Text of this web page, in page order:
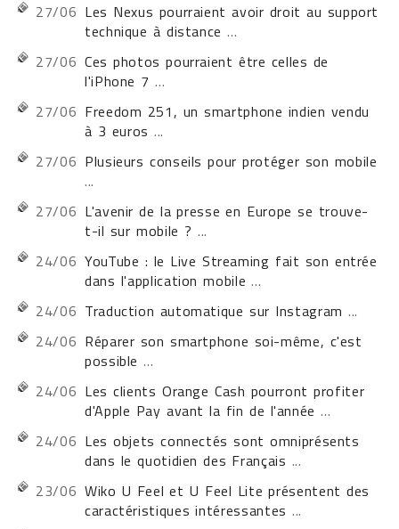
27/06 Les Nexus pourraient avoir droit au support
technique à distance ...
27/06 Ces photos pourraient être celles de
l'iPhone 7 ...
27/06 Freedom 251, un smartphone indien vendu
à 3 euros ...
27/06 Plusieurs conseils pour protéger son mobile
...
27/06 L'avenir de la presse en Europe se trouve-
t-il sur mobile ? ...
24/06 YouTube : le Live Streaming fait son entrée
dans l'application mobile ...
24/06 Traduction automatique sur Instagram ...
24/06 Réparer son smartphone soi-même, c'est
possible ...
24/06 Les clients Orange Cash pourront profiter
d'Apple Pay avant la fin de l'année ...
24/06 Les objets connectés sont omniprésents
dans le quotidien des Français ...
23/06 Wiko U Feel et U Feel Lite présentent des
caractéristiques intéressantes ...